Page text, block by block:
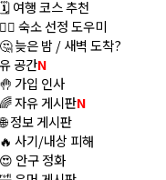
🗓️ 여행 코스 추천
🏊‍♀️ 숙소 선정 도우미
🤔 늦은 밤 / 새벽 도착?
공간N
🤚 가입 인사
🌈 자유 게시판N
정보 게시판
🔥 사기/내상 피해
😍 안구 정화